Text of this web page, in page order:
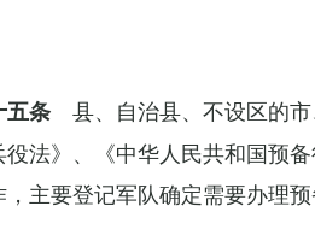
五条 县、自治县、不设区的
法》、《中华人民共和国预
主要登记军队确定需要办理